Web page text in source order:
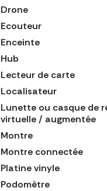
Drone
Ecouteur
Enceinte
Hub
Lecteur de carte
Localisateur
Lunette ou casque de
virtuelle / augmentée
Montre
Montre connectée
Platine vinyle
Podomètre